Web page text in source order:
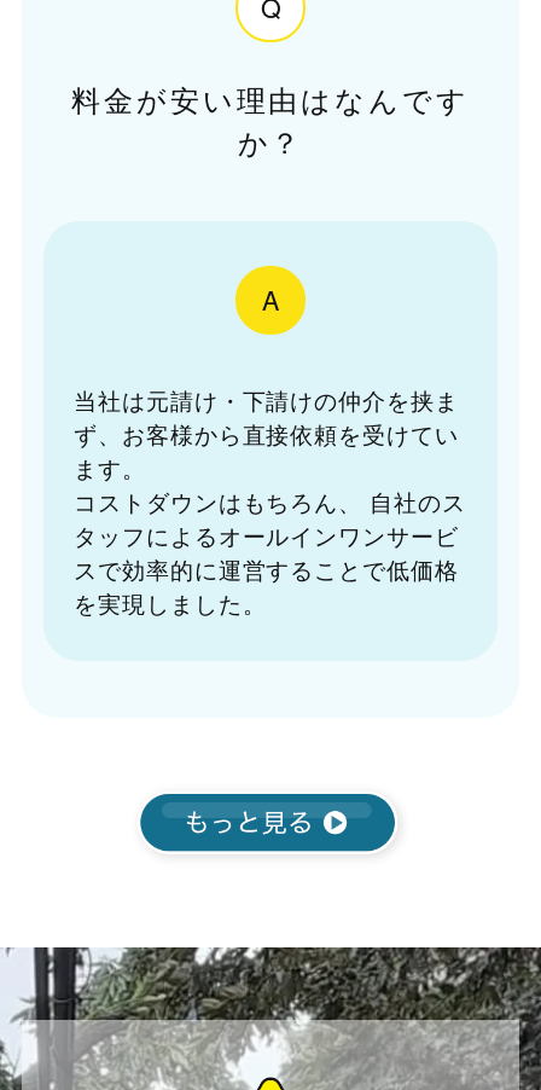
料金が安い理由はなんです
か？
A
当社は元請け・下請けの仲介を挟ま
ず、お客様から直接依頼を受けてい
ます。
コストダウンはもちろん、
自社のス
タッフによるオールインワンサービ
スで効率的に運営することで低価格
を実現しました。